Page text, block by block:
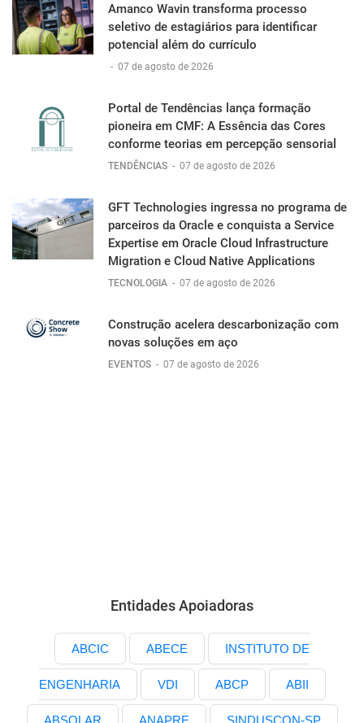
Amanco Wavin transforma processo
seletivo de estagiários para identificar
potencial além do currículo
- 07 de agosto de 2026
Portal de Tendências lança formação
pioneira em CMF: A Essência das Cores
conforme teorias em percepção sensorial
TENDÊNCIAS - 07 de agosto de 2026
GFT Technologies ingressa no programa de
parceiros da Oracle e conquista a Service
Expertise em Oracle Cloud Infrastructure
Migration e Cloud Native Applications
TECNOLOGIA - 07 de agosto de 2026
Construção acelera descarbonização com
novas soluções em aço
EVENTOS - 07 de agosto de 2026
Entidades Apoiadoras
ABCIC ABECE INSTITUTO DE
ENGENHARIA VDI ABCP ABII
ABSOLAR ANAPRE SINDUSCON-SP